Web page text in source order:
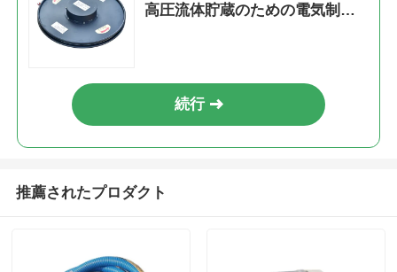
高圧流体貯蔵のための電気制御
続行
推薦されたプロダクト